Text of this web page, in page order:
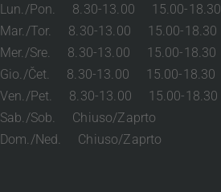
Lun./Pon. 8.30-13.00 15.00-18.30
Mar./Tor. 8.30-13.00 15.00-18.30
Mer./Sre. 8.30-13.00 15.00-18.30
Gio./Čet. 8.30-13.00 15.00-18.30
Ven./Pet. 8.30-13.00 15.00-18.30
Sab./Sob. Chiuso/Zaprto
Dom./Ned. Chiuso/Zaprto